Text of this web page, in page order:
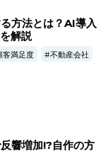
方法とは？AI導入
解説
客満足度
不動産会社
響増加!?自作の方